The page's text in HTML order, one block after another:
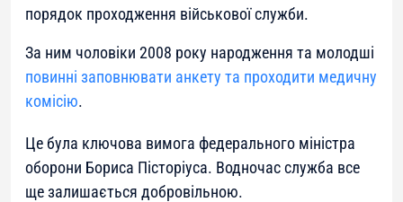
порядок проходження військової служби.
За ним чоловіки 2008 року народження та молодші
повинні заповнювати анкету та проходити медичну
комісію.
Це була ключова вимога федерального міністра
оборони Бориса Пісторіуса. Водночас служба все
ще залишається добровільною.